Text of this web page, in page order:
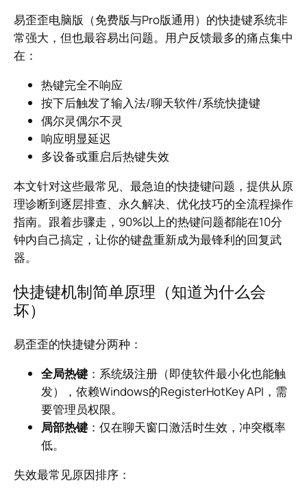
易歪歪电脑版（免费版与Pro版通用）的快捷键系统非
常强大，但也最容易出问题。用户反馈最多的痛点集中
在：
热键完全不响应
按下后触发了输入法/聊天软件/系统快捷键
偶尔灵偶尔不灵
响应明显延迟
多设备或重启后热键失效
本文针对这些最常见、最急迫的快捷键问题，提供从原
理诊断到逐层排查、永久解决、优化技巧的全流程操作
指南。跟着步骤走，90%以上的热键问题都能在10分
钟内自己搞定，让你的键盘重新成为最锋利的回复武
器。
快捷键机制简单原理（知道为什么会
坏）
易歪歪的快捷键分两种：
全局热键 ：系统级注册（即使软件最小化也能触
发），依赖Windows的RegisterHotKey API，需
要管理员权限。
局部热键 ：仅在聊天窗口激活时生效，冲突概率
低。
失效最常见原因排序：